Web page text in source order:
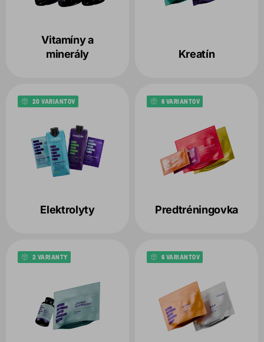
Vitamíny a
minerály
Kreatín
Elektrolyty
20 VARIANTOV
Predtréningovka
6 VARIANTOV
2 VARIANTY 6 VARIANTOV